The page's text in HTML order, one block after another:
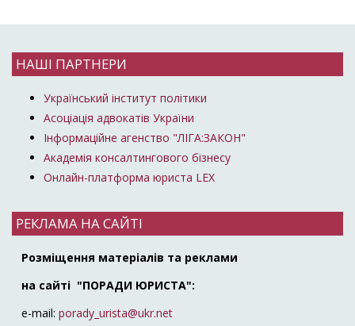
НАШІ ПАРТНЕРИ
Український інститут політики
Асоціація адвокатів України
Інформаційне агенство "ЛІГА:ЗАКОН"
Академія консалтингового бізнесу
Онлайн-платформа юриста LEX
РЕКЛАМА НА САЙТІ
Розміщення матеріалів та реклами
на сайті "ПОРАДИ ЮРИСТА":
e-mail: porady_urista@ukr.net